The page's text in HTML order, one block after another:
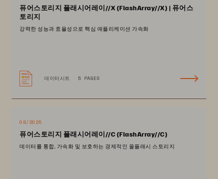
퓨어스토리지 플래시어레이//X (FlashArray//X) | 퓨어스
토리지
강력한 성능과 효율성으로 핵심 애플리케이션 가속화
데이터시트 5 PAGES
08/2025
퓨어스토리지 플래시어레이//C (FlashArray//C)
데이터를 통합, 가속화 및 보호하는 경제적인 올플래시 스토리지